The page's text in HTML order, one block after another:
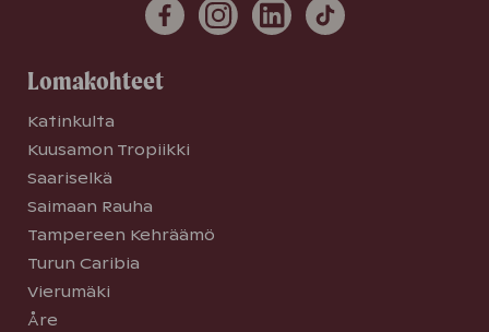
Lomakohteet
Katinkulta
Kuusamon Tropiikki
Saariselkä
Saimaan Rauha
Tampereen Kehräämö
Turun Caribia
Vierumäki
Åre